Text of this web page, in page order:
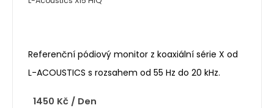
Referenční pódiový monitor z koaxiální série X od
L-ACOUSTICS s rozsahem od 55 Hz do 20 kHz.
1450 Kč / Den